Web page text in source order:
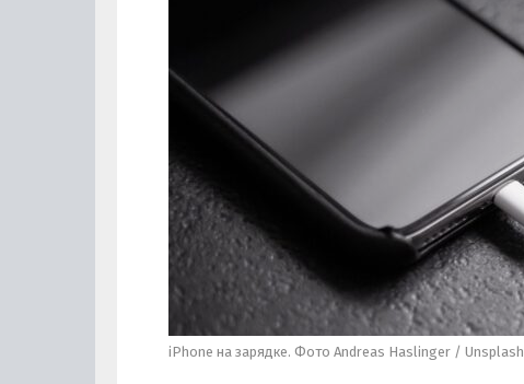
iPhone на зарядке. Фото Andreas Haslinger / Unsplash